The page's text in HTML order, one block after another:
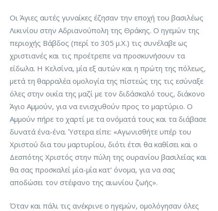
Οι Άγιες αυτές γυναίκες έζησαν την εποχή του βασιλέως
Λικινίου στην Αδριανούπολη της Θράκης. Ο ηγεμών της
περιοχής Βάβδος (περί το 305 μ.Χ.) τις συνέλαβε ως
χριστιανές και τις προέτρεπε να προσκυνήσουν τα
είδωλα. Η Κελσίνα, μία εξ αυτών και η πρώτη της πόλεως,
μετά τη θαρραλέα ομολογία της πίστεώς της τις εσύναξε
όλες στην οικία της μαζί με τον διδάσκαλό τους, διάκονο
Άγιο Αμμούν, για να ενισχυθούν προς το μαρτύριο. Ο
Αμμούν πήρε το χαρτί με τα ονόματά τους και τα διάβασε
δυνατά ένα-ένα. Ύστερα είπε: «Αγωνισθήτε υπέρ του
Χριστού δια του μαρτυρίου, διότι έτσι θα καθίσει και ο
Δεσπότης Χριστός στην πύλη της ουρανίου βασιλείας και
θα σας προσκαλεί μία-μία κατ’ όνομα, για να σας
αποδώσει τον στέφανο της αιωνίου ζωής».
Όταν και πάλι τις ανέκρινε ο ηγεμών, ομολόγησαν όλες